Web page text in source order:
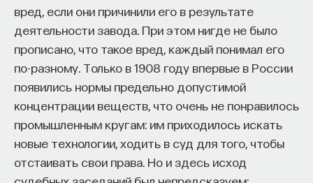
вред, если они причинили его в результате
деятельности завода. При этом нигде не было
прописано, что такое вред, каждый понимал его
по-разному. Только в 1908 году впервые в России
появились нормы предельно допустимой
концентрации веществ, что очень не понравилось
промышленным кругам: им приходилось искать
новые технологии, ходить в суд для того, чтобы
отстаивать свои права. Но и здесь исход
ТЕХНОЛОГИИ
644 публикации
МАТЕМАТИКА
НАУКА БИОТЕХНОЛОГИИ
ПРОГРАММНАЯ ИНЖЕНЕРИЯ ТОЧНЫЕ НАУКИ
подозреваемый провелся через НЛП,
нейролингвистическое программирование.
Извините, с 1994 года в американском суде это
не считается научным доказательством». Этот
момент показывает, что есть важные
обстоятельства, которые защищают суд
от манипуляций наукой.
Ученые приглашаются в суд, потому что
обладают неким знанием, которым не обладают